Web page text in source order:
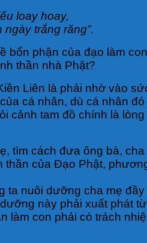
loay hoay,
trắng răng”.
phận của đạo làm
thần nhà Phật?
Liên là phải nhờ vào
cá nhân, dù cá nhân
tam đồ chính là
tìm cách đưa ông bà,
của Đạo Phật,
nuôi dưỡng cha mẹ
này phải xuất phát
con phải có trách